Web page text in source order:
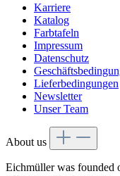
Karriere
Katalog
Farbtafeln
Impressum
Datenschutz
Lieferbedingungen
Newsletter
Unser Team
About us
Eichmüller was founded